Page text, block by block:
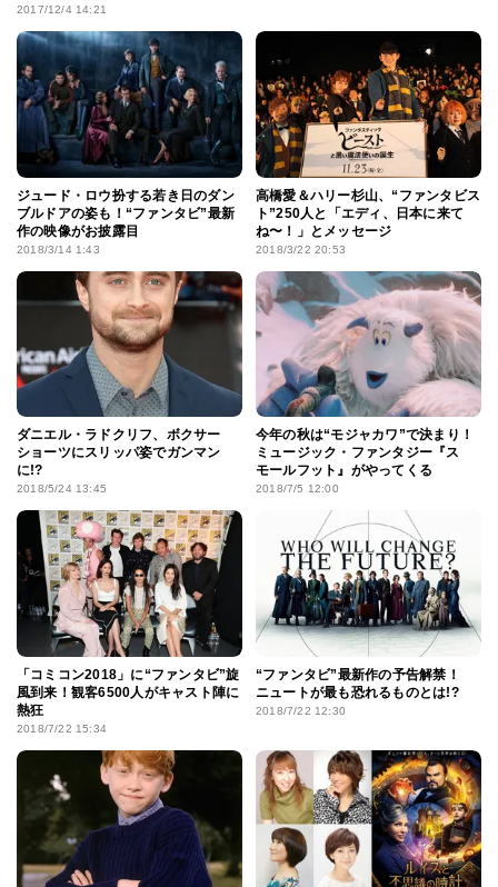
2017/12/4 14:21
ジュード・ロウ扮する若き日のダン
ブルドアの姿も！“ファンタビ”最新
作の映像がお披露目
2018/3/14 1:43
高橋愛＆ハリー杉山、“ファンタビス
ト”250人と「エディ、日本に来て
ね〜！」とメッセージ
2018/3/22 20:53
ダニエル・ラドクリフ、ボクサー
ショーツにスリッパ姿でガンマン
に!?
2018/5/24 13:45
今年の秋は“モジャカワ”で決まり！
ミュージック・ファンタジー『ス
モールフット』がやってくる
2018/7/5 12:00
「コミコン2018」に“ファンタビ”旋
風到来！観客6500人がキャスト陣に
熱狂
2018/7/22 15:34
“ファンタビ”最新作の予告解禁！
ニュートが最も恐れるものとは!?
2018/7/22 12:30